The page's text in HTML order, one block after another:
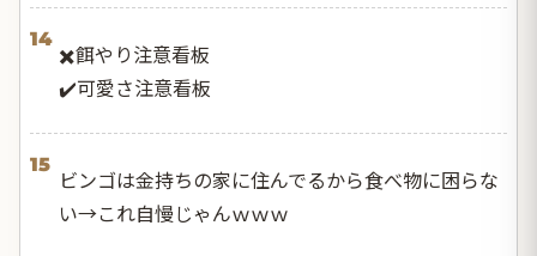
14
✖️餌やり注意看板
✔️可愛さ注意看板
15
ビンゴは金持ちの家に住んでるから食べ物に困らな
い→これ自慢じゃんｗｗｗ